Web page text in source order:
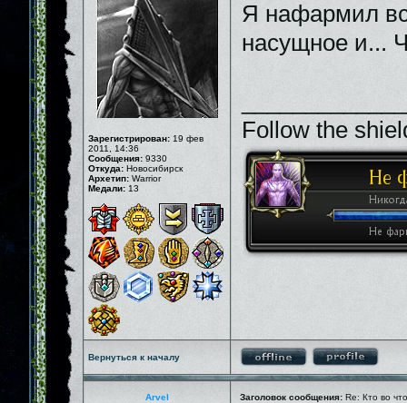
Зарегистрирован: 19 фев
2011, 14:36
Сообщения: 9330
Откуда: Новосибирск
Архетип: Warrior
Медали: 13
Я нафармил
насущное и...
Follow the
Вернуться к началу
Arvel Заголовок сообщения: Re: Кто во